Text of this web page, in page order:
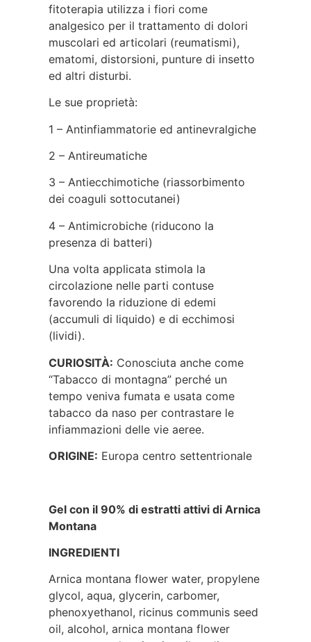
fitoterapia utilizza i fiori come
analgesico per il trattamento di dolori
muscolari ed articolari (reumatismi),
ematomi, distorsioni, punture di insetto
ed altri disturbi.
Le sue proprietà:
1 – Antinfiammatorie ed antinevralgiche
2 – Antireumatiche
3 – Antiecchimotiche (riassorbimento
dei coaguli sottocutanei)
4 – Antimicrobiche (riducono la
presenza di batteri)
​Una volta applicata stimola la
circolazione nelle parti contuse
favorendo la riduzione di edemi
(accumuli di liquido) e di ecchimosi
(lividi).
CURIOSITÀ: Conosciuta anche come
“Tabacco di montagna” perché un
tempo veniva fumata e usata come
tabacco da naso per contrastare le
infiammazioni delle vie aeree.
ORIGINE: Europa centro settentrionale
Gel con il 90% di estratti attivi di Arnica
Montana
INGREDIENTI
Arnica montana flower water, propylene
glycol, aqua, glycerin, carbomer,
phenoxyethanol, ricinus communis seed
oil, alcohol, arnica montana flower